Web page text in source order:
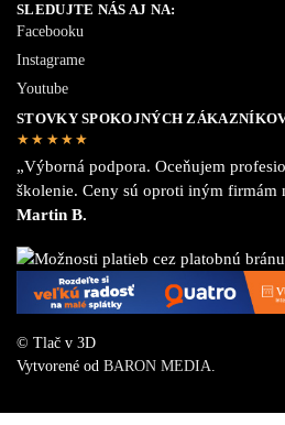
SLEDUJTE NÁS AJ NA:
Facebooku
Instagrame
Youtube
STOVKY SPOKOJNÝCH
★★★★★
„Výborná podpora. Oceňujem
školenie. Ceny sú oproti iným firmám
Martin B.
© Tlač v 3D
Vytvorené od BARON MEDIA